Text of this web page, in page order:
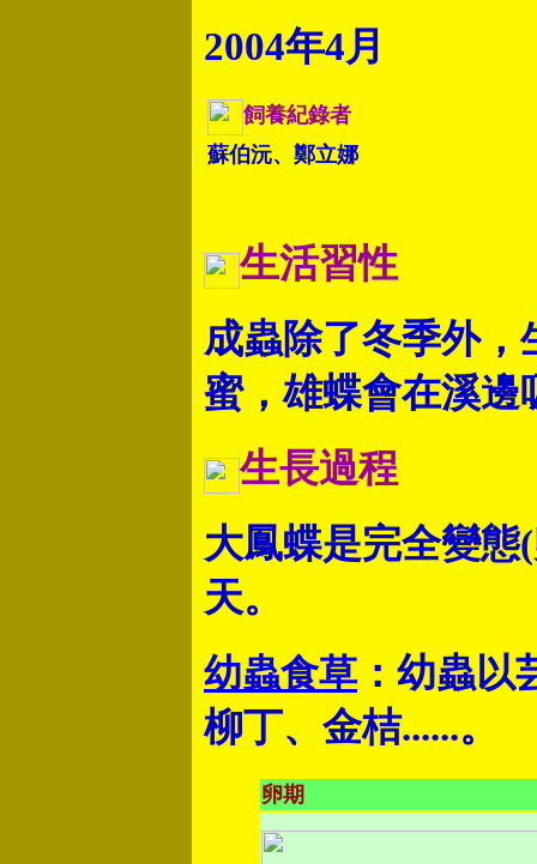
2004年4月
飼養紀錄者
蘇伯沅、鄭立娜
生活習性
成蟲除了冬季外
蜜，雄蝶會在溪邊
生長過程
大鳳蝶是完全變態
天。
幼蟲食草 ：幼蟲
柳丁、金桔......。
卵期